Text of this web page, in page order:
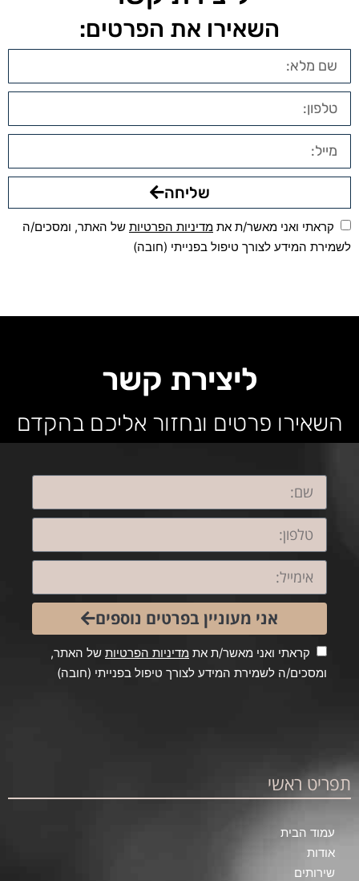
השאירו את הפרטים:
שליחה
קראתי ואני מאשר/ת את מדיניות הפרטיות של האתר, ומסכים/ה
לשמירת המידע לצורך טיפול בפנייתי (חובה)
ליצירת קשר
השאירו פרטים ונחזור אליכם בהקדם
אני מעוניין בפרטים נוספים
קראתי ואני מאשר/ת את מדיניות הפרטיות של האתר,
ומסכים/ה לשמירת המידע לצורך טיפול בפנייתי (חובה)
תפריט ראשי
עמוד הבית
אודות
שירותים